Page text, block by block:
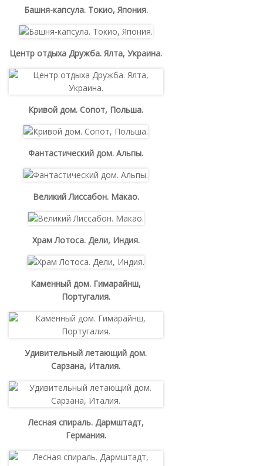
Башня-капсула. Токио, Япония.
Центр отдыха Дружба. Ялта, Украина.
Кривой дом. Сопот, Польша.
Фантастический дом. Альпы.
Великий Лиссабон. Макао.
Храм Лотоса. Дели, Индия.
Каменный дом. Гимарайнш,
Португалия.
Удивительный летающий дом.
Сарзана, Италия.
Лесная спираль. Дармштадт,
Германия.